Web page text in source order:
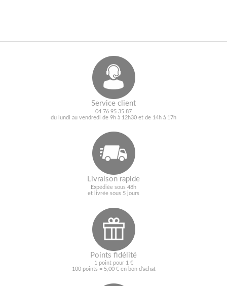
Service client
04 76 95 35 87
du lundi au vendredi de 9h à 12h30 et de 14h à 17h
Livraison rapide
Expédiée sous 48h
et livrée sous 5 jours
Points fidélité
1 point pour 1 €
100 points = 5,00 € en bon d'achat